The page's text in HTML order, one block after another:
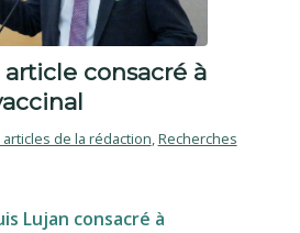
article consacré à
articles de la rédaction,Recherches
Lujan consacré à